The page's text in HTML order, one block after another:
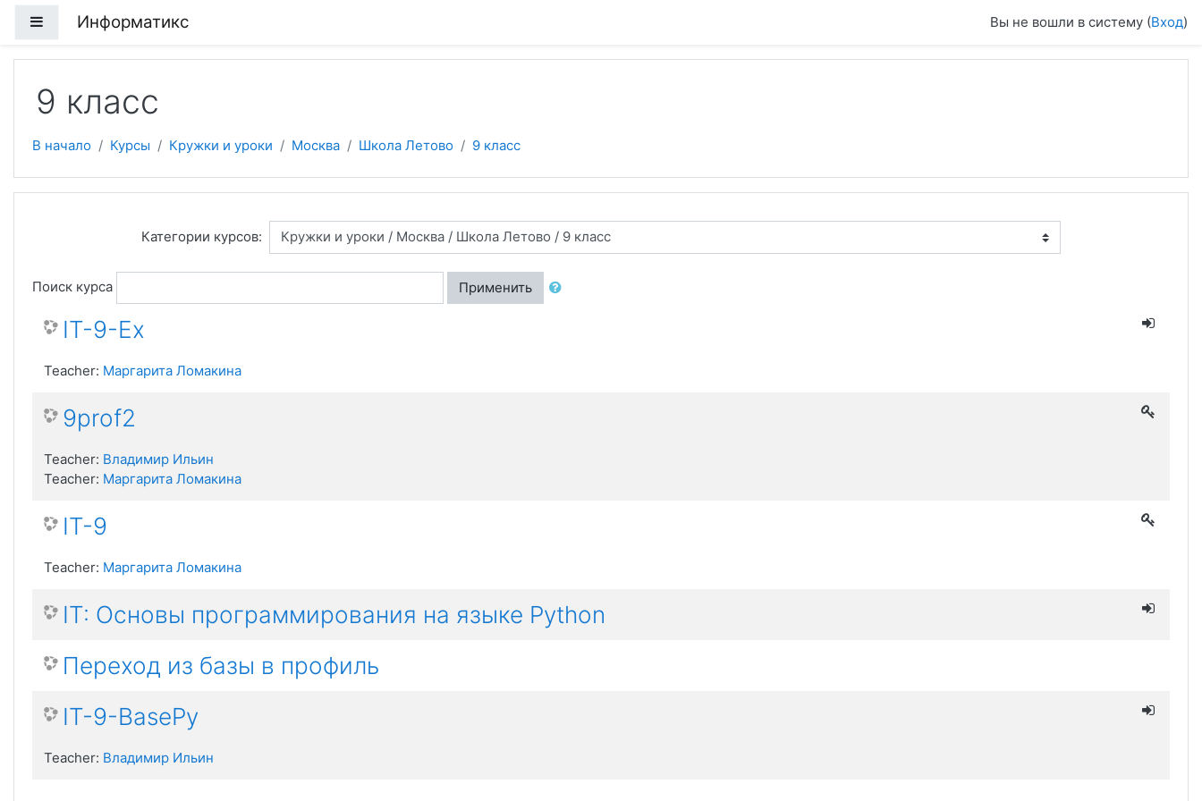
Боковая панель
Информатикс Вы не вошли в систему (Вход)
9 класс
В начало Курсы Кружки и уроки Москва Школа Летово 9 класс
Категории курсов:
Поиск курса Применить
IT-9-Ex
Teacher: Маргарита Ломакина
9prof2
Teacher: Владимир Ильин
Teacher: Маргарита Ломакина
IT-9
Teacher: Маргарита Ломакина
IT: Основы программирования на языке Python
Переход из базы в профиль
IT-9-BasePy
Teacher: Владимир Ильин